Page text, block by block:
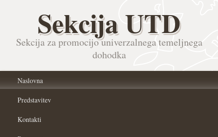
Sekcija UTD
Sekcija za promocijo univerzalnega temeljnega
dohodka
Naslovna
Predstavitev
Kontakti